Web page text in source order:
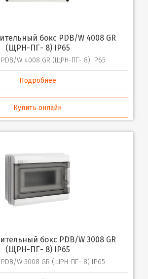
(ЩРН-ПГ- 8) IP65
PDB/W 4008 GR (ЩРН-ПГ- 8) IP65
Подробнее
Купить онлайн
(ЩРН-ПГ- 8) IP65
PDB/W 3008 GR (ЩРН-ПГ- 8) IP65